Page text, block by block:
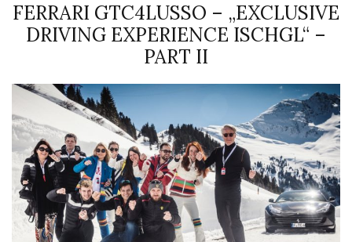
FERRARI GTC4LUSSO – „EXCLUSIVE
DRIVING EXPERIENCE ISCHGL“ –
PART II